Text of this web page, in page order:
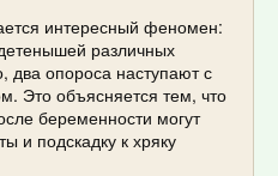
интересный феномен:
различных
два опороса наступают с
Это объясняется тем, что
беременности могут
и подскадку к хряку